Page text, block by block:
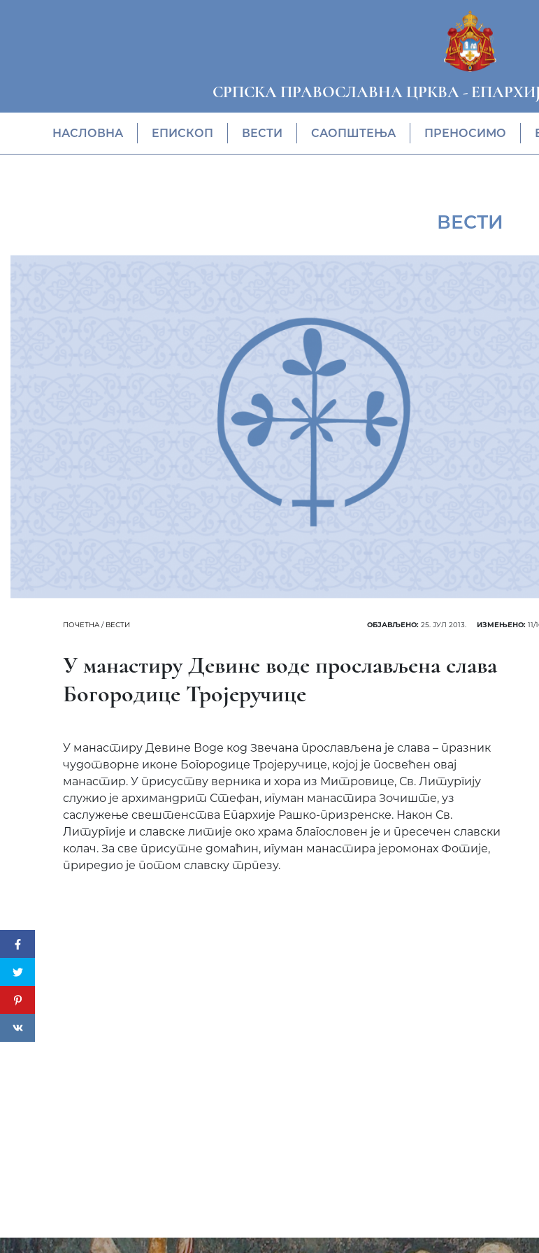
СРПСКА ПРАВОСЛАВНА ЦРКВА-
НАСЛОВНА EПИСКОП ВЕСТИ САОПШТЕЊА ПРЕНОСИМО
ВЕСТИ
ПОЧЕТНА/ ВЕСТИ ОБЈАВЉЕНО: 25. ЈУЛ 2013. ИЗМЕЊЕНО: 11/
У манастиру Девине воде прослављена слава
Богородице Тројеручице
У манастиру Девине Воде код Звечана прослављена је слава – празник
чудотворне иконе Богородице Тројеручице, којој је посвећен овај
манастир. У присуству верника и хора из Митровице, Св. Литургију
служио је архимандрит Стефан, игуман манастира Зочиште, уз
саслужење свештенства Епархије Рашко-призренске. Након Св.
Литургије и славске литије око храма благословен је и пресечен славски
колач. За све присутне домаћин, игуман манастира јеромонах Фотије,
приредио је потом славску трпезу.
ПОНУДА